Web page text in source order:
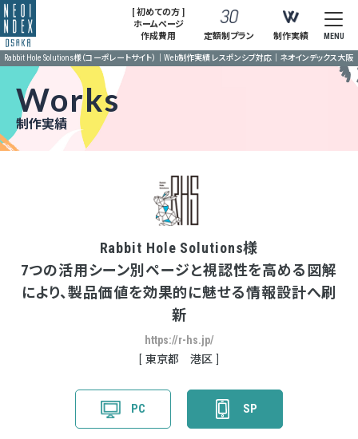
[ 初めての方 ]
ホームページ
作成費用
定額制プラン 制作実績 MENU
Rabbit Hole Solutions様（コーポレートサイト）｜Web制作実績 レスポンシブ対応｜ネオインデックス大阪
Works
制作実績
Rabbit Hole Solutions様
7つの活用シーン別ページと視認性を高める図解
により、製品価値を効果的に魅せる情報設計へ刷
新
https://r-hs.jp/
東京都 港区
PC SP